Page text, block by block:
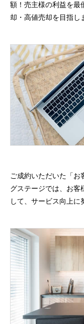
額！売主様の利益を最
却・高値売却を目指し
ご成約いただいた「お
グステージでは、お客
して、サービス向上に